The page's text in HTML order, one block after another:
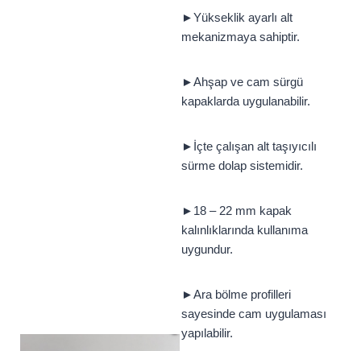
►Yükseklik ayarlı alt
mekanizmaya sahiptir.
►Ahşap ve cam sürgü
kapaklarda uygulanabilir.
►İçte çalışan alt taşıyıcılı
sürme dolap sistemidir.
►18 – 22 mm kapak
kalınlıklarında kullanıma
uygundur.
►Ara bölme profilleri
sayesinde cam uygulaması
yapılabilir.